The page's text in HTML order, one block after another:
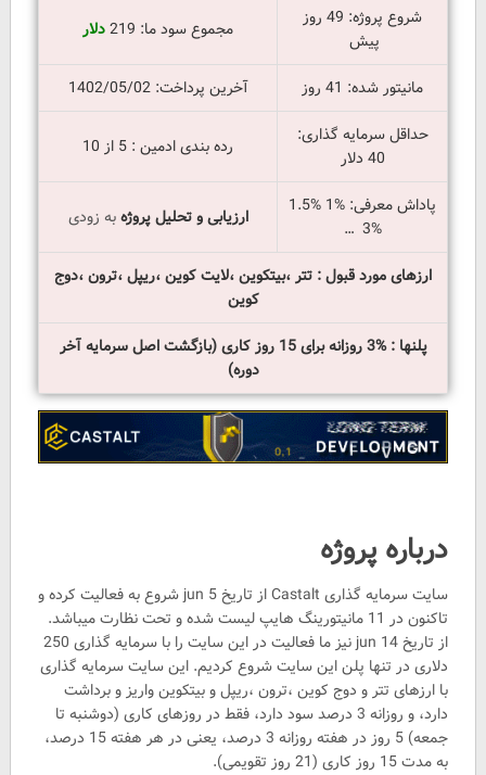
شروع پروژه: 49 روز
پیش
مجموع سود ما: 219 دلار
مانیتور شده: 41 روز
آخرین پرداخت: 1402/05/02
حداقل سرمایه گذاری:
40 دلار
رده بندی ادمین : 5 از 10
پاداش معرفی: %1 %1.5
%3 …
ارزیابی و تحلیل پروژهبه زودی
ارزهای مورد قبول : تتر ،بیتکوین ،لایت کوین ،ریپل ،ترون ،دوج
کوین
پلنها : %3 روزانه برای 15 روز کاری (بازگشت اصل سرمایه آخر
دوره)
درباره پروژه
سایت سرمایه گذاری Castalt از تاریخ 5 jun شروع به فعالیت کرده و
تاکنون در 11 مانیتورینگ هایپ لیست شده و تحت نظارت میباشد.
از تاریخ 14 jun نیز ما فعالیت در این سایت را با سرمایه گذاری 250
دلاری در تنها پلن این سایت شروع کردیم. این سایت سرمایه گذاری
با ارزهای تتر و دوج کوین ،ترون ،ریپل و بیتکوین واریز و برداشت
دارد، و روزانه 3 درصد سود دارد، فقط در روزهای کاری (دوشنبه تا
جمعه) 5 روز در هفته روزانه 3 درصد، یعنی در هر هفته 15 درصد،
به مدت 15 روز کاری (21 روز تقویمی).